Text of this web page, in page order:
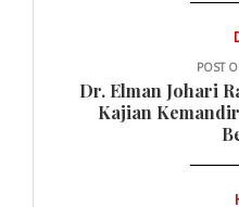
POST
Dr. Elman Johari
Kajian